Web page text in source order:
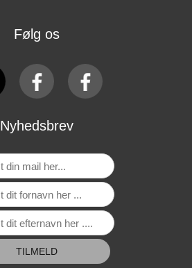
Følg os
Nyhedsbrev